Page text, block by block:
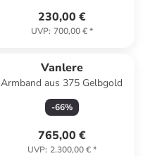
230,00 €
UVP: 700,00 €*
Vanlere
Armband aus 375 Gelbgold
-66%
765,00 €
UVP: 2.300,00 €*